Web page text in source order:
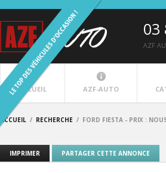
03
AZF
ACCUEIL AZF-AUTO
ACCUEIL / RECHERCHE / FORD FIESTA - PRIX :
IMPRIMER PARTAGER CETTE ANNONCE